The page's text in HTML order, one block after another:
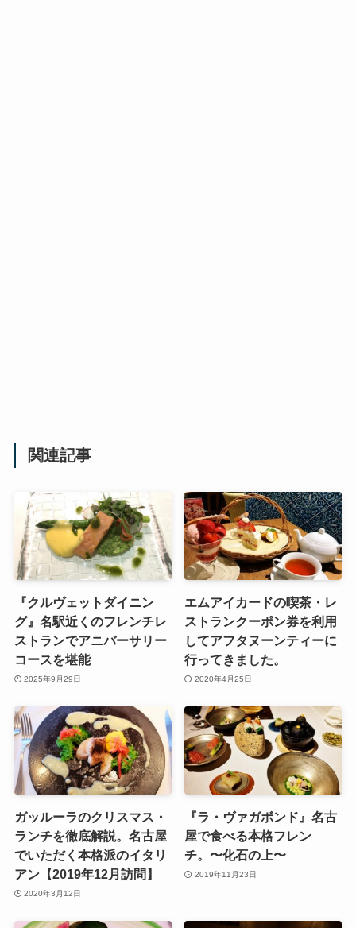
関連記事
『クルヴェットダイニン
グ』名駅近くのフレンチレ
ストランでアニバーサリー
コースを堪能
2025年9月29日
エムアイカードの喫茶・レ
ストランクーポン券を利用
してアフタヌーンティーに
行ってきました。
2020年4月25日
ガッルーラのクリスマス・
ランチを徹底解説。名古屋
でいただく本格派のイタリ
アン【2019年12月訪問】
2020年3月12日
『ラ・ヴァガボンド』名古
屋で食べる本格フレン
チ。〜化石の上〜
2019年11月23日